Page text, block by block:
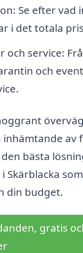
Se efter vad
i det totala
och service:
och
av
bästa
Skärblacka
din budget.
gratis